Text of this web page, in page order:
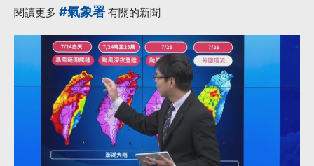
閱讀更多 #氣象署 有關的新聞